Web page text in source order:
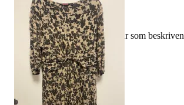
Ersättning om varan inte är som beskriven